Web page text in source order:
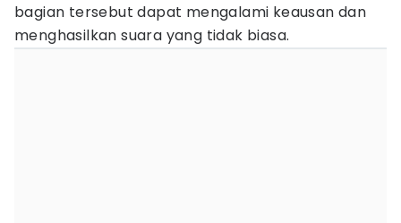
bagian tersebut dapat mengalami keausan dan
menghasilkan suara yang tidak biasa.